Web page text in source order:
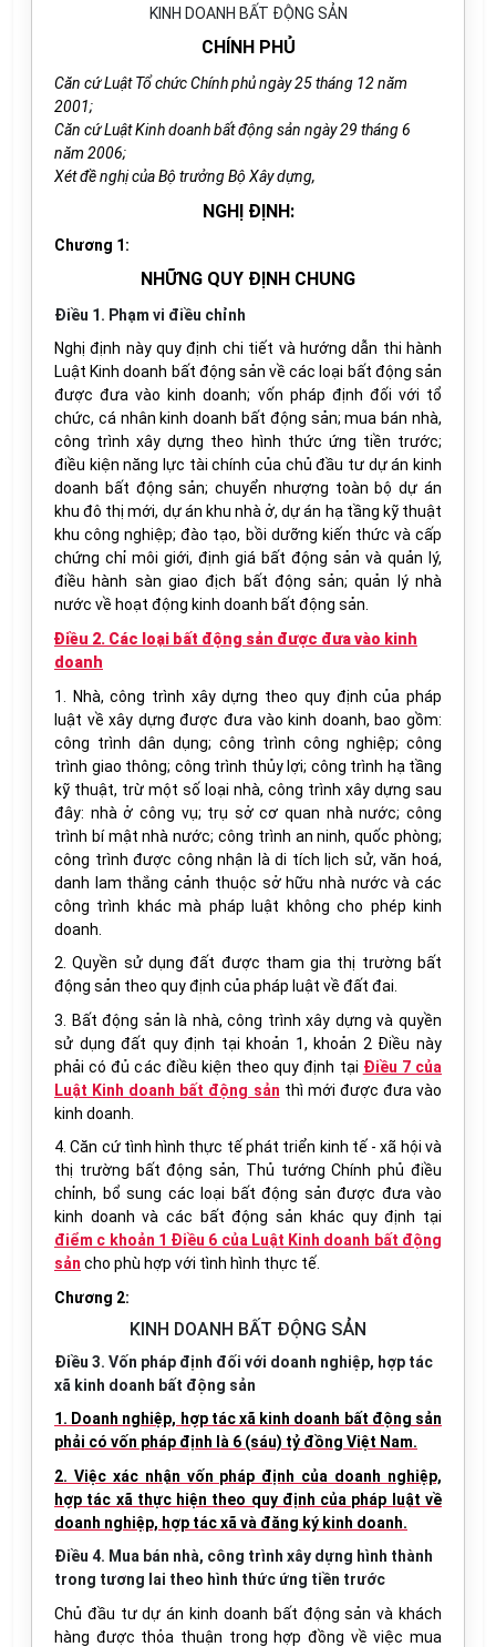
KINH DOANH BẤT ĐỘNG SẢN
CHÍNH PHỦ
Căn cứ Luật Tổ chức Chính phủ ngày 25 tháng 12 năm
2001;
Căn cứ Luật Kinh doanh bất động sản ngày 29 tháng 6
năm 2006;
Xét đề nghị của Bộ trưởng Bộ Xây dựng,
NGHỊ ĐỊNH:
Chương 1:
NHỮNG QUY ĐỊNH CHUNG
Điều 1. Phạm vi điều chỉnh
Nghị định này quy định chi tiết và hướng dẫn thi hành
Luật Kinh doanh bất động sản về các loại bất động sản
được đưa vào kinh doanh; vốn pháp định đối với tổ
chức, cá nhân kinh doanh bất động sản; mua bán nhà,
công trình xây dựng theo hình thức ứng tiền trước;
điều kiện năng lực tài chính của chủ đầu tư dự án kinh
doanh bất động sản; chuyển nhượng toàn bộ dự án
khu đô thị mới, dự án khu nhà ở, dự án hạ tầng kỹ thuật
khu công nghiệp; đào tạo, bồi dưỡng kiến thức và cấp
chứng chỉ môi giới, định giá bất động sản và quản lý,
điều hành sàn giao địch bất động sản; quản lý nhà
nước về hoạt động kinh doanh bất động sản.
Điều 2. Các loại bất động sản được đưa vào kinh
doanh
1. Nhà, công trình xây dựng theo quy định của pháp
luật về xây dựng được đưa vào kinh doanh, bao gồm:
công trình dân dụng; công trình công nghiệp; công
trình giao thông; công trình thủy lợi; công trình hạ tầng
kỹ thuật, trừ một số loại nhà, công trình xây dựng sau
đây: nhà ở công vụ; trụ sở cơ quan nhà nước; công
trình bí mật nhà nước; công trình an ninh, quốc phòng;
công trình được công nhận là di tích lịch sử, văn hoá,
danh lam thắng cảnh thuộc sở hữu nhà nước và các
công trình khác mà pháp luật không cho phép kinh
doanh.
2. Quyền sử dụng đất được tham gia thị trường bất
động sản theo quy định của pháp luật về đất đai.
3. Bất động sản là nhà, công trình xây dựng và quyền
sử dụng đất quy định tại khoản 1, khoản 2 Điều này
phải có đủ các điều kiện theo quy định tại Điều 7 của
Luật Kinh doanh bất động sản thì mới được đưa vào
kinh doanh.
4. Căn cứ tình hình thực tế phát triển kinh tế - xã hội và
thị trường bất động sản, Thủ tướng Chính phủ điều
chỉnh, bổ sung các loại bất động sản được đưa vào
kinh doanh và các bất động sản khác quy định tại
điểm c khoản 1 Điều 6 của Luật Kinh doanh bất động
sản cho phù hợp với tình hình thực tế.
Chương 2:
KINH DOANH BẤT ĐỘNG SẢN
Điều 3. Vốn pháp định đối với doanh nghiệp, hợp tác
xã kinh doanh bất động sản
1. Doanh nghiệp, hợp tác xã kinh doanh bất động sản
phải có vốn pháp định là 6 (sáu) tỷ đồng Việt Nam.
2. Việc xác nhận vốn pháp định của doanh nghiệp,
hợp tác xã thực hiện theo quy định của pháp luật về
doanh nghiệp, hợp tác xã và đăng ký kinh doanh.
Điều 4. Mua bán nhà, công trình xây dựng hình thành
trong tương lai theo hình thức ứng tiền trước
Chủ đầu tư dự án kinh doanh bất động sản và khách
hàng được thỏa thuận trong hợp đồng về việc mua